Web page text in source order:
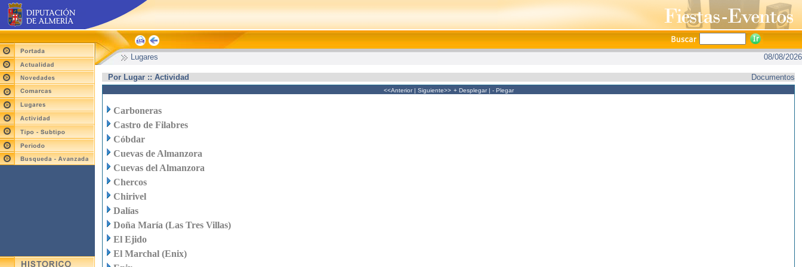
Lugares 08/08/2026
Por Lugar :: Actividad Documentos
<<Anterior| Siguiente>> + Desplegar| - Plegar
Carboneras
Castro de Filabres
Cóbdar
Cuevas de Almanzora
Cuevas del Almanzora
Chercos
Chirivel
Dalías
Doña María (Las Tres Villas)
El Ejido
El Marchal (Enix)